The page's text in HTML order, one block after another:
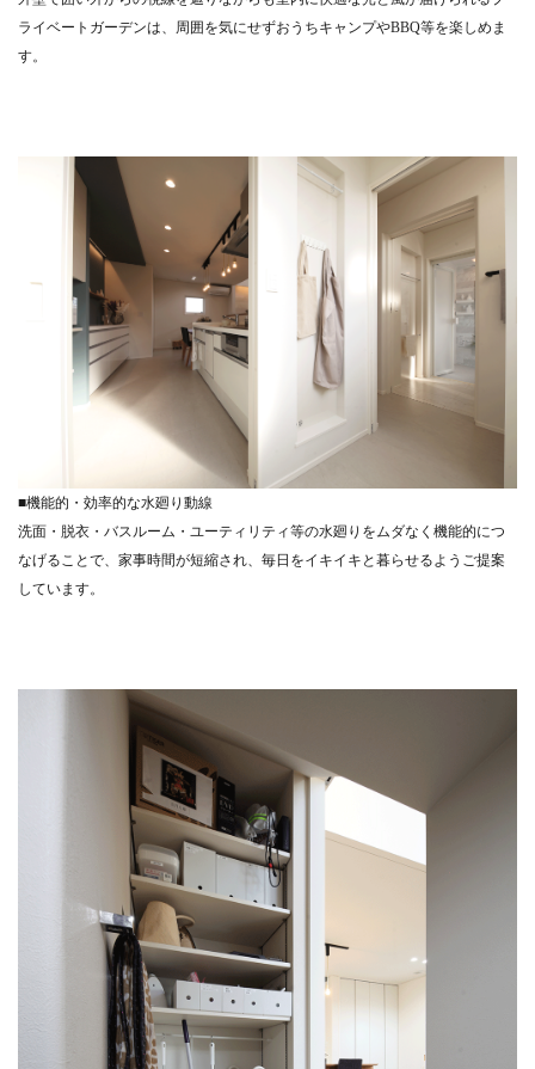
ライベートガーデンは、周囲を気にせずおうちキャンプやBBQ等を楽しめま
す。
■機能的・効率的な水廻り動線
洗面・脱衣・バスルーム・ユーティリティ等の水廻りをムダなく機能的につ
なげることで、家事時間が短縮され、毎日をイキイキと暮らせるようご提案
しています。